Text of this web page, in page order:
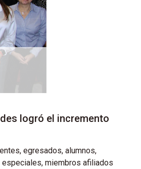
logró el incremento
egresados, alumnos,
miembros afiliados